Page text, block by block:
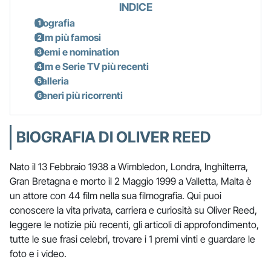
INDICE
Biografia
Film più famosi
Premi e nomination
Film e Serie TV più recenti
Galleria
Generi più ricorrenti
BIOGRAFIA DI OLIVER REED
Nato il 13 Febbraio 1938 a Wimbledon, Londra, Inghilterra,
Gran Bretagna e morto il 2 Maggio 1999 a Valletta, Malta è
un attore con 44 film nella sua filmografia. Qui puoi
conoscere la vita privata, carriera e curiosità su Oliver Reed,
leggere le notizie più recenti, gli articoli di approfondimento,
tutte le sue frasi celebri, trovare i 1 premi vinti e guardare le
foto e i video.